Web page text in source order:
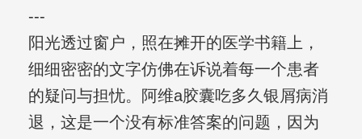
---
阳光透过窗户，照在摊开的医学书籍上，
细细密密的文字仿佛在诉说着每一个患者
的疑问与担忧。阿维a胶囊吃多久银屑病消
退，这是一个没有标准答案的问题，因为